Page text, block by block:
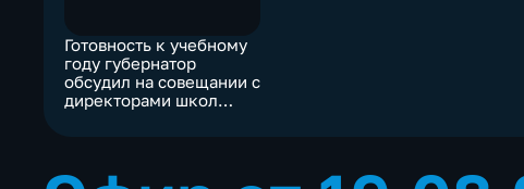
Готовность к учебному
году губернатор
обсудил на совещании с
директорами школ